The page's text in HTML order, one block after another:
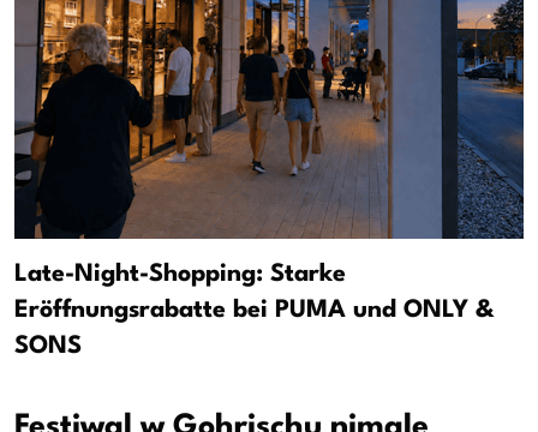
Late-Night-Shopping: Starke
Eröffnungsrabatte bei PUMA und ONLY &
SONS